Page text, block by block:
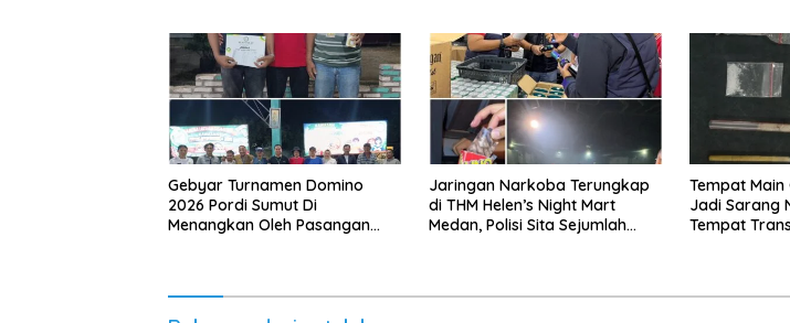
Gebyar Turnamen Domino
2026 Pordi Sumut Di
Menangkan Oleh Pasangan
Jaringan Narkoba Terungkap
di THM Helen’s Night Mart
Medan, Polisi Sita Sejumlah
Tempat Main
Jadi Sarang
Tempat